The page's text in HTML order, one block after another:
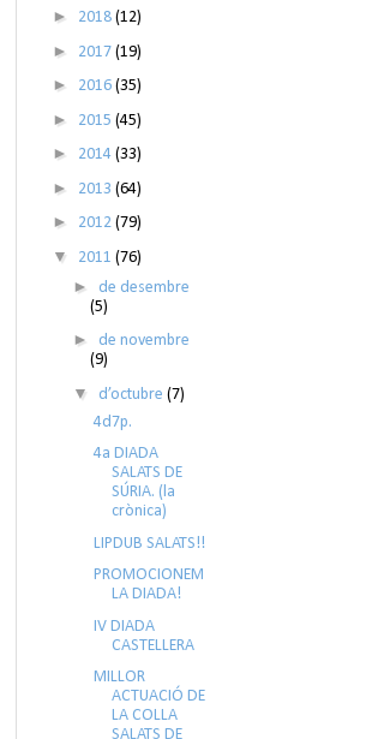
► 2018 (12)
► 2017 (19)
► 2016 (35)
► 2015 (45)
► 2014 (33)
► 2013 (64)
► 2012 (79)
▼ 2011 (76)
►
de desembre
(5)
►
de novembre
(9)
▼ d’octubre (7)
4d7p.
4a DIADA
SALATS DE
SÚRIA. (la
crònica)
LIPDUB SALATS!!
PROMOCIONEM
LA DIADA!
IV DIADA
CASTELLERA
MILLOR
ACTUACIÓ DE
LA COLLA
SALATS DE